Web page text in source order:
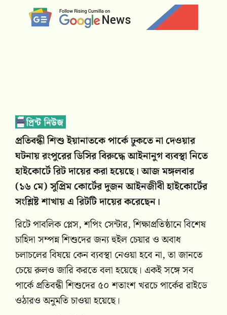
প্রতিবন্ধী শিশু ইয়ানাতকে পার্কে ঢুকতে না দেওয়ার
ঘটনায় রংপুরের ডিসির বিরুদ্ধে আইনানুগ ব্যবস্থা নিতে
হাইকোর্টে রিট দায়ের করা হয়েছে। আজ মঙ্গলবার
(১৬ মে) সুপ্রিম কোর্টের দুজন আইনজীবী হাইকোর্টের
সংশ্লিষ্ট শাখায় এ রিটটি দায়ের করেছেন।
রিটে পাবলিক প্লেস, শপিং সেন্টার, শিক্ষাপ্রতিষ্ঠানে বিশেষ
চাহিদা সম্পন্ন শিশুদের জন্য হুইল চেয়ার ও অবাধ
চলাচলের বিষয়ে কেন ব্যবস্থা নেওয়া হবে না, তা জানতে
চেয়ে রুলও জারি করতে বলা হয়েছে। একই সঙ্গে সব
পার্কে প্রতিবন্ধী শিশুদের ৫০ শতাংশ খরচে পার্কের রাইডে
ওঠারও অনুমতি চাওয়া হয়েছে।